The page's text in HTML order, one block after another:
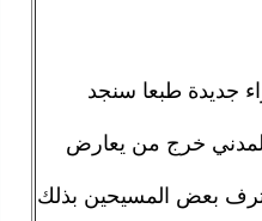
جديدة طبعا سنجد
خرج من يعارض
بعض المسيحين بذلك